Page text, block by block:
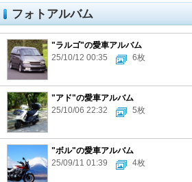
フォトアルバム
"ラルゴ"の愛車アルバム
25/10/12 00:35
6枚
"アド"の愛車アルバム
25/10/06 22:32
5枚
"ボル"の愛車アルバム
25/09/11 01:39
4枚